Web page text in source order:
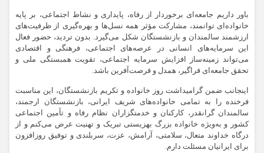
باور داریم جامعه‌ای برخوردار از رفاه، پایداری و نشاط اجتماعی، بر پایه
خانواده‌ای توانمند، مشارکت مؤثر همه نسل‌ها و بهره‌گیری از ظرفیت‌های
ارزشمند سالمندان و بازنشستگان شکل می‌گیرد. بدون تردید، حضور فعال
این سرمایه‌های انسانی در عرصه‌های اجتماعی، فرهنگی و اقتصادی
می‌تواند زمینه‌ساز افزایش سرمایه اجتماعی، تقویت همبستگی ملی و
تحقق جامعه‌ای فراگیر، همدل و فرصت‌آفرین باشد.
اینجانب ضمن گرامیداشت روز خانواده و تکریم بازنشستگان، این مناسبت
فرخنده را به تمامی خانواده‌های شریف ایرانی، بازنشستگان ارجمند،
سالمندان گرانقدر، کارکنان و خدمتگزاران نظام رفاه و تأمین اجتماعی
کشور و به‌ویژه خانواده بزرگ بهزیستی تبریک و تهنیت عرض می‌کنم و از
درگاه خداوند متعال، سلامتی، آرامش، عزت، سربلندی و توفیق روزافزون
برای ایرانیان مسئلت دارم.